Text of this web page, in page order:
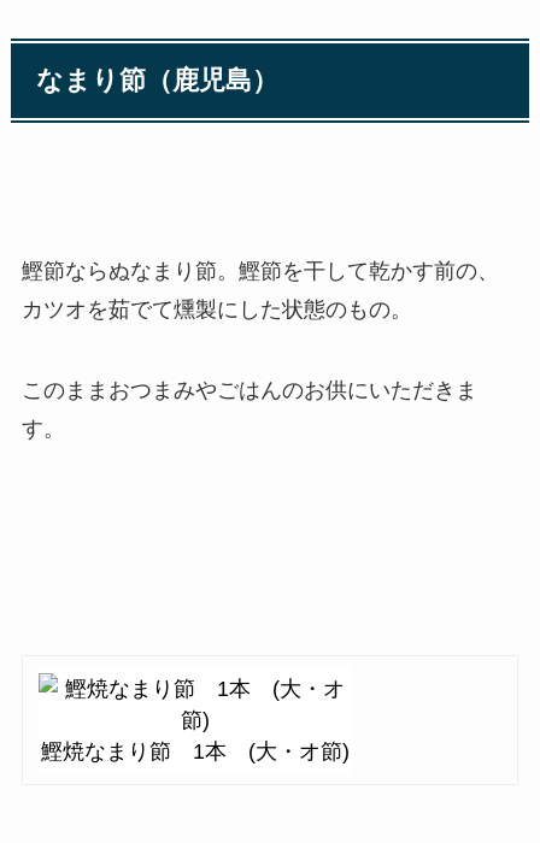
なまり節（鹿児島）
鰹節ならぬなまり節。鰹節を干して乾かす前の、
カツオを茹でて燻製にした状態のもの。
このままおつまみやごはんのお供にいただきま
す。
鰹焼なまり節 1本 (大・オ節)